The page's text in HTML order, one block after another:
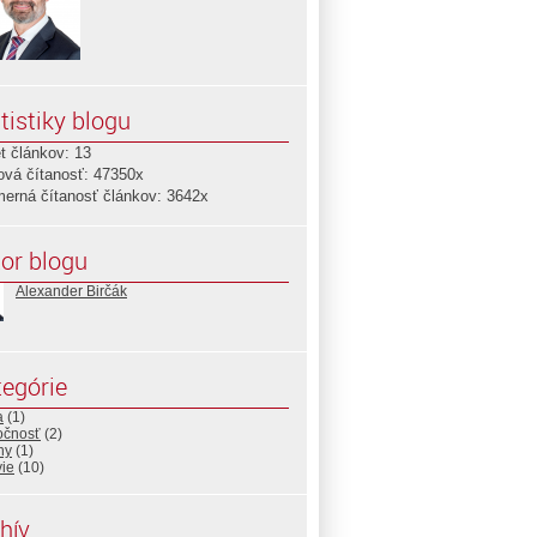
blogu
článkov: 13
čítanosť: 47350x
čítanosť článkov: 3642x
blogu
Alexander Birčák
(1)
(2)
(1)
(10)